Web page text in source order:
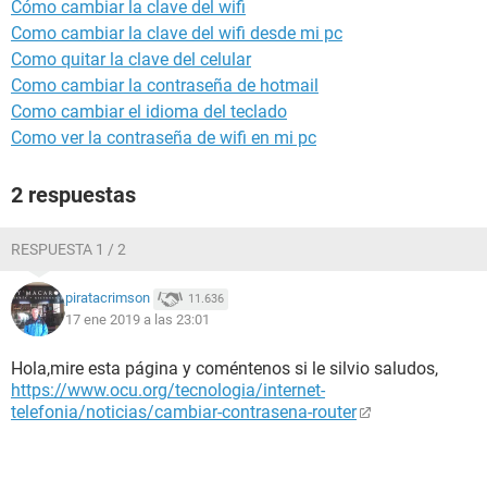
Cómo cambiar la clave del wifi
Como cambiar la clave del wifi desde mi pc
Como quitar la clave del celular
Como cambiar la contraseña de hotmail
Como cambiar el idioma del teclado
Como ver la contraseña de wifi en mi pc
2 respuestas
RESPUESTA 1 / 2
piratacrimson 11.636
17 ene 2019 a las 23:01
Hola,mire esta página y coméntenos si le silvio saludos,
https://www.ocu.org/tecnologia/internet-
telefonia/noticias/cambiar-contrasena-router